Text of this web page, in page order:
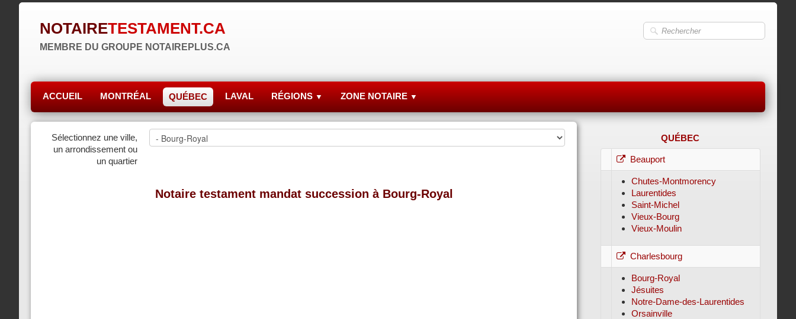
NOTAIRETESTAMENT.CA
MEMBRE DU GROUPE NOTAIREPLUS.CA
ACCUEIL MONTRÉAL QUÉBEC LAVAL RÉGIONS ▼ ZONE NOTAIRE ▼
Sélectionnez une ville,
un arrondissement ou
un quartier
Notaire testament mandat succession à Bourg-Royal
QUÉBEC
Beauport
Chutes-Montmorency
Laurentides
Saint-Michel
Vieux-Bourg
Vieux-Moulin
Charlesbourg
Bourg-Royal
Jésuites
Notre-Dame-des-Laurentides
Orsainville